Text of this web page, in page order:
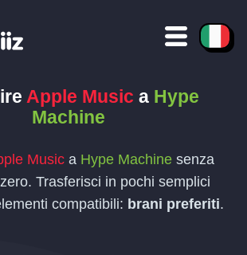
Apple Music a Hype
Machine
Musica Hype Machinesenza
Trasferisci in pochi semplici
compatibili: brani preferiti.